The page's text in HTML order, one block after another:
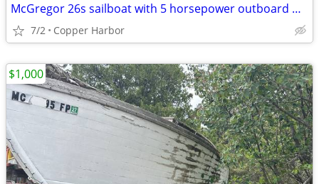
McGregor 26s sailboat with 5 horsepower outboard motor and trailer
7/2 Copper Harbor
$1,000